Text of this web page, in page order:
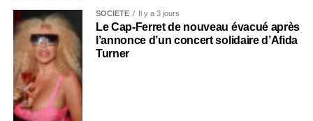
SOCIÉTÉ Il y a 3 jours
Le Cap-Ferret de nouveau évacué après
l’annonce d’un concert solidaire d’Afida
Turner